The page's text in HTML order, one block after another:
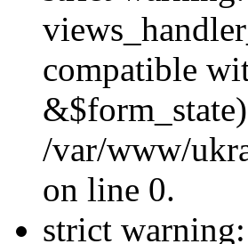
compatible
/var/www/
on line 0.
strict